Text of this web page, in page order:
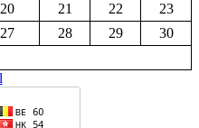
20 21 22
23
27 28 29
30